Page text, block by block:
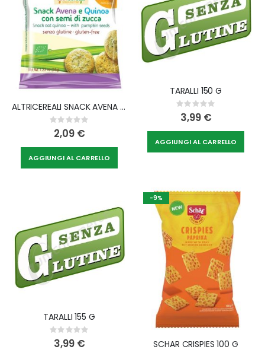
ALTRICEREALI SNACK AVENA E QUINOA CON SEMI DI ZUCCA 35 G
Rating:
0%
2,09 €
AGGIUNGI AL CARRELLO
TARALLI 150 G
Rating:
0%
3,99 €
AGGIUNGI AL CARRELLO
TARALLI 155 G
Rating:
0%
3,99 €
-9%
SCHAR CRISPIES 100 G